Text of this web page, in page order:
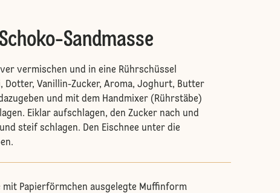
Sandmasse
vermischen und in eine Rührschüssel
Dotter, Vanillin-Zucker, Aroma, Joghurt, Butter
und mit dem Handmixer (Rührstäbe)
Eiklar aufschlagen, den Zucker nach und
steif schlagen. Den Eischnee unter die
mit Papierförmchen ausgelegte Muffinform